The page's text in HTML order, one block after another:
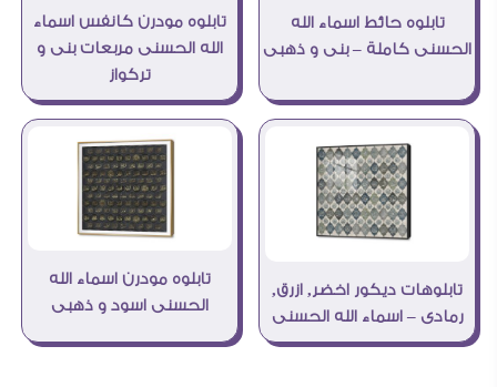
تابلوه حائط اسماء الله
الحسنى كاملة – بنى و ذهبى
تابلوه مودرن كانفس اسماء
الله الحسنى مربعات بنى و
تركواز
تابلوهات ديكور اخضر, ازرق,
رمادى – اسماء الله الحسنى
تابلوه مودرن اسماء الله
الحسنى اسود و ذهبى